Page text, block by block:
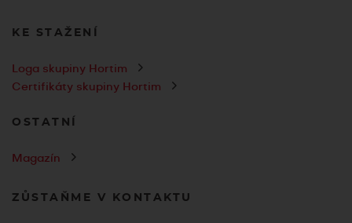
KE STAŽENÍ
Loga skupiny Hortim
Certifikáty skupiny Hortim
OSTATNÍ
Magazín
ZŮSTAŇME V KONTAKTU